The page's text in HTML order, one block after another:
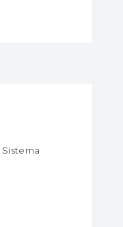
Sistema